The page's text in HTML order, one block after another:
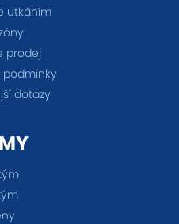
utkáním
prodej
dotazy